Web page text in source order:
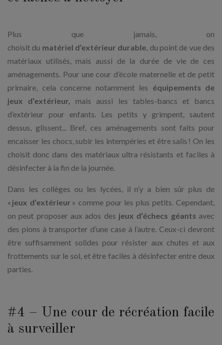
Plus que jamais, on
choisit du matériel d’extérieur durable, du point de vue des
matériaux utilisés, mais aussi de la durée de vie de ces
aménagements. Pour une cour d’école maternelle et de petit
primaire, cela concerne notamment les équipements de
jeux d’extérieur, mais aussi les tables-bancs et bancs
d’extérieur pour enfants. Les petits y grimpent, sautent
dessus, glissent... Bref, ces aménagements sont faits pour
encaisser les chocs, subir les intempéries et être salis ! On les
choisit donc dans des matériaux ultra résistants et faciles à
désinfecter à la fin de la journée.
Dans les collèges ou les lycées, il n’y a bien sûr plus de
« jeux d’extérieur » comme pour les plus petits. Cependant,
on peut proposer aux ados des jeux d’échecs géants avec
des pions à transporter d’une case à l’autre. Ceux-ci devront
être suffisamment solides pour résister aux chutes et aux
frottements sur le sol, et être faciles à désinfecter entre deux
parties.
#4 – Une cour de récréation facile
à surveiller